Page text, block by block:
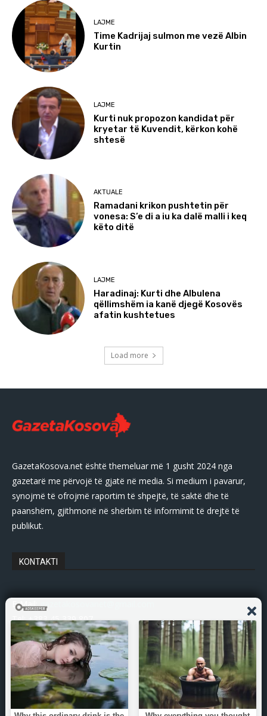
LAJME
Time Kadrijaj sulmon me vezë Albin
Kurtin
LAJME
Kurti nuk propozon kandidat për
kryetar të Kuvendit, kërkon kohë
shtesë
AKTUALE
Ramadani krikon pushtetin për
vonesa: S’e di a iu ka dalë malli i keq
këto ditë
LAJME
Haradinaj: Kurti dhe Albulena
qëllimshëm ia kanë djegë Kosovës
afatin kushtetues
Load more
GazetaKosova.net është themeluar më 1 gusht 2024 nga
gazetarë me përvojë të gjatë në media. Si medium i pavarur,
synojmë të ofrojmë raportim të shpejtë, të saktë dhe të
paanshëm, gjithmonë në shërbim të informimit të drejtë të
publikut.
KONTAKTI
E-Mail:gazetakosovanet@gmail.com
Tel: +383 45 339 807